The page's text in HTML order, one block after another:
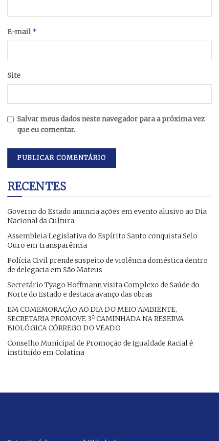
E-mail *
Site
Salvar meus dados neste navegador para a próxima vez
que eu comentar.
RECENTES
Governo do Estado anuncia ações em evento alusivo ao Dia
Nacional da Cultura
Assembleia Legislativa do Espírito Santo conquista Selo
Ouro em transparência
Polícia Civil prende suspeito de violência doméstica dentro
de delegacia em São Mateus
Secretário Tyago Hoffmann visita Complexo de Saúde do
Norte do Estado e destaca avanço das obras
EM COMEMORAÇÃO AO DIA DO MEIO AMBIENTE,
SECRETARIA PROMOVE 3ª CAMINHADA NA RESERVA
BIOLÓGICA CÓRREGO DO VEADO
Conselho Municipal de Promoção de Igualdade Racial é
instituído em Colatina